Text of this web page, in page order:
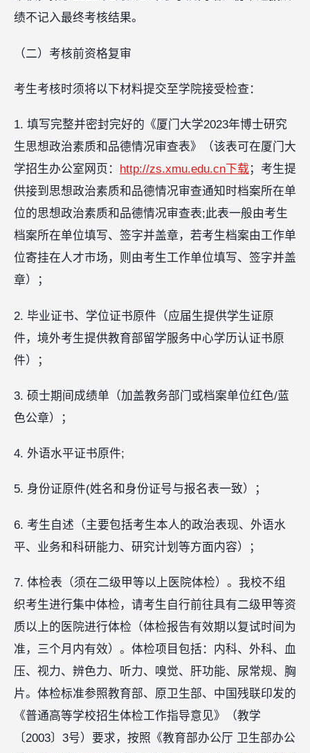
绩不记入最终考核结果。
（二）考核前资格复审
考生考核时须将以下材料提交至学院接受检查：
1. 填写完整并密封完好的《厦门大学2023年博士研究
生思想政治素质和品德情况审查表》（该表可在厦门大
学招生办公室网页：
http://zs.xmu.edu.cn下载 ；考生提
供接到思想政治素质和品德情况审查通知时档案所在单
位的思想政治素质和品德情况审查表;此表一般由考生
档案所在单位填写、签字并盖章，若考生档案由工作单
位寄挂在人才市场，则由考生工作单位填写、签字并盖
章）；
2. 毕业证书、学位证书原件（应届生提供学生证原
件，境外考生提供教育部留学服务中心学历认证书原
件）；
3. 硕士期间成绩单（加盖教务部门或档案单位红色/蓝
色公章）；
4. 外语水平证书原件;
5. 身份证原件(姓名和身份证号与报名表一致）；
6. 考生自述（主要包括考生本人的政治表现、外语水
平、业务和科研能力、研究计划等方面内容）；
7. 体检表（须在二级甲等以上医院体检）。我校不组
织考生进行集中体检，请考生自行前往具有二级甲等资
质以上的医院进行体检（体检报告有效期以复试时间为
准，三个月内有效）。体检项目包括：内科、外科、血
压、视力、辨色力、听力、嗅觉、肝功能、尿常规、胸
片。体检标准参照教育部、原卫生部、中国残联印发的
《普通高等学校招生体检工作指导意见》（教学
〔2003〕3号）要求，按照《教育部办公厅 卫生部办公